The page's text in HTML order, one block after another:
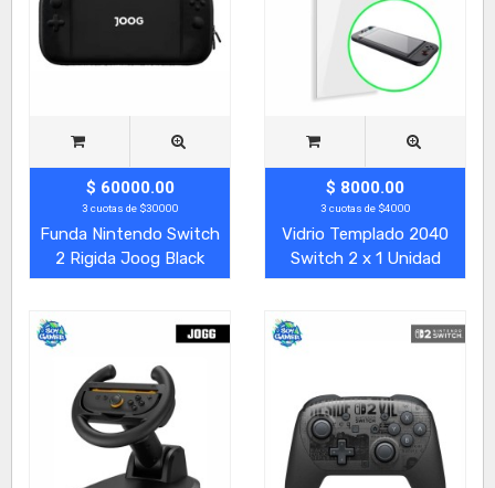
$ 60000.00
3 cuotas de $30000
Funda Nintendo Switch
2 Rigida Joog Black
$ 8000.00
3 cuotas de $4000
Vidrio Templado 2040
Switch 2 x 1 Unidad